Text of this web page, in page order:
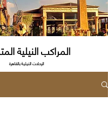
المراكب النيلية
الرحلات النيلية بالقاهرة